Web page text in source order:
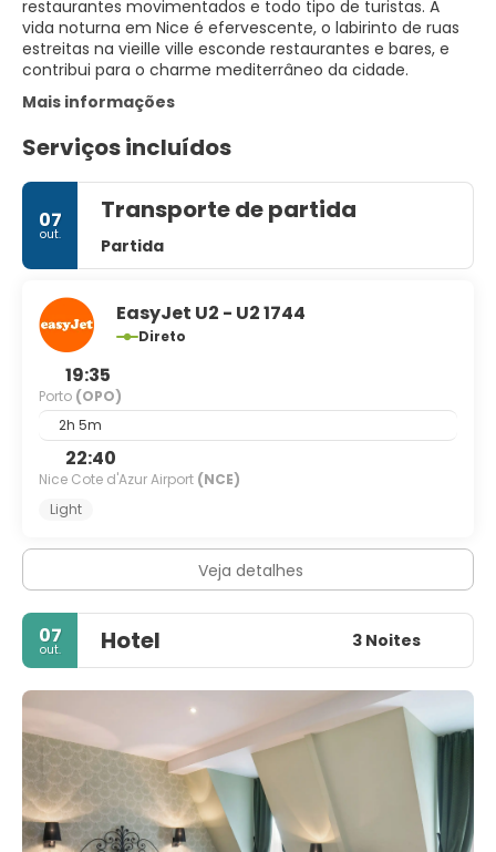
restaurantes movimentados e todo tipo de turistas. A
vida noturna em Nice é efervescente, o labirinto de ruas
estreitas na vieille ville esconde restaurantes e bares, e
contribui para o charme mediterrâneo da cidade.
Mais informações
Serviços incluídos
07
out.
Transporte de partida
Partida
EasyJet U2 - U2 1744
Direto
19:35
Porto (OPO)
2h 5m
22:40
Nice Cote d'Azur Airport (NCE)
Light
Veja detalhes
07
out. Hotel 3 Noites